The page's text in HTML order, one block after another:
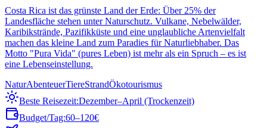
Costa Rica ist das grünste Land der Erde: Über 25% der
Landesfläche stehen unter Naturschutz. Vulkane, Nebelwälder,
Karibikstrände, Pazifikküste und eine unglaubliche Artenvielfalt
machen das kleine Land zum Paradies für Naturliebhaber. Das
Motto "Pura Vida" (pures Leben) ist mehr als ein Spruch – es ist
eine Lebenseinstellung.
NaturAbenteuerTiereStrandÖkotourismus
Beste Reisezeit:Dezember–April (Trockenzeit)
Budget/Tag:60–120€